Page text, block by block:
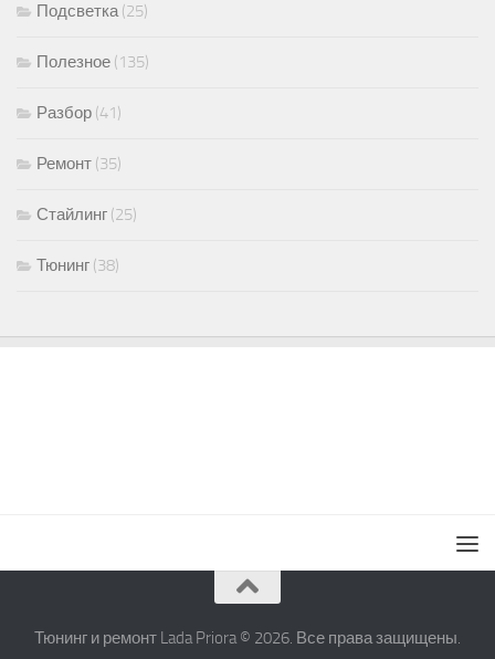
Подсветка(25)
Полезное (135)
Разбор (41)
Ремонт (35)
Стайлинг (25)
Тюнинг (38)
Тюнинг и ремонт Lada Priora © 2026. Все права защищены.